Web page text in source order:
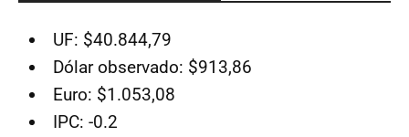
UF: $40.844,79
Dólar observado: $913,86
Euro: $1.053,08
IPC: -0.2